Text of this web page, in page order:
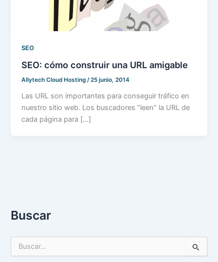
SEO
SEO: cómo construir una URL amigable
Allytech Cloud Hosting/25 junio, 2014
Las URL son importantes para conseguir tráfico en
nuestro sitio web. Los buscadores “leen” la URL de
cada página para […]
Buscar
u